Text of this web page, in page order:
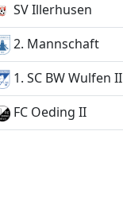
SV Illerhusen
2. Mannschaft
1. SC BW Wulfen II
FC Oeding II